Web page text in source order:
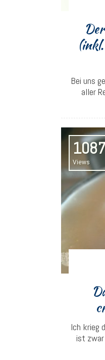
Bei uns
aller
Views
Ich krieg
ist